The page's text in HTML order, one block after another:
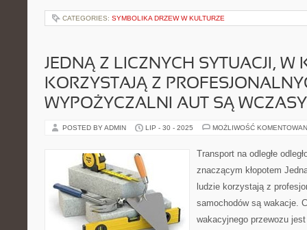
CATEGORIES: SYMBOLIKA DRZEW W KULTURZE
JEDNĄ Z LICZNYCH SYTUACJI, W
KORZYSTAJĄ Z
WYPOŻYCZALNI AUT SĄ WCZASY
POSTED BY ADMIN LIP - 30 - 2025 MOŻLIWOŚĆ
Transport na odległe
znaczącym kłopotem
ludzie korzystają z
samochodów są wakacje.
wakacyjnego przewozu